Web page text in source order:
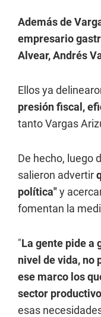
Además de
empresario
Alvear, Andrés
Ellos ya
presión fiscal,
tanto Vargas
De hecho, luego
salieron advertir
política"y
fomentan la
"La gente pide a
nivel de vida, no
ese marco los
sector productivo
esas